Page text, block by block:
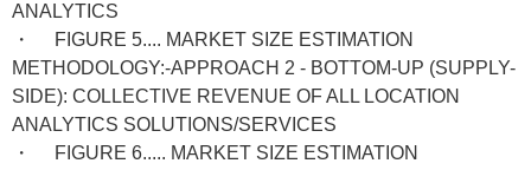
ANALYTICS
・ FIGURE 5.... MARKET SIZE ESTIMATION
METHODOLOGY:-APPROACH 2 - BOTTOM-UP (SUPPLY-
SIDE): COLLECTIVE REVENUE OF ALL LOCATION
ANALYTICS SOLUTIONS/SERVICES
・ FIGURE 6..... MARKET SIZE ESTIMATION